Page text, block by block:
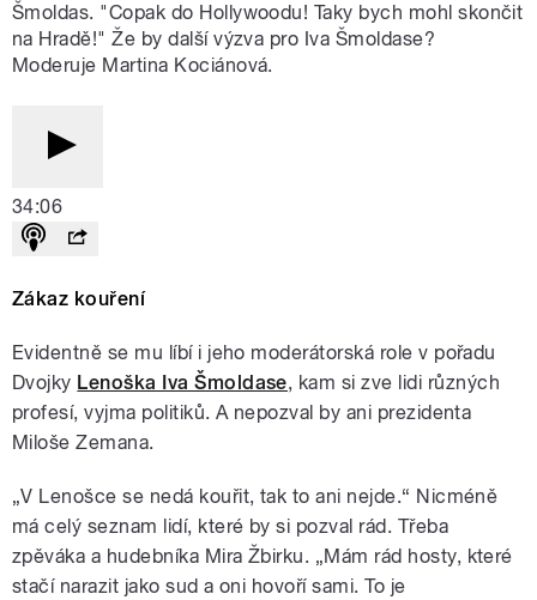
Šmoldas. "Copak do Hollywoodu! Taky bych mohl skončit
na Hradě!" Že by další výzva pro Iva Šmoldase?
Moderuje Martina Kociánová.
34:06
Zákaz kouření
Evidentně se mu líbí i jeho moderátorská role v pořadu
Dvojky Lenoška Iva Šmoldase, kam si zve lidi různých
profesí, vyjma politiků. A nepozval by ani prezidenta
Miloše Zemana.
„V Lenošce se nedá kouřit, tak to ani nejde.“ Nicméně
má celý seznam lidí, které by si pozval rád. Třeba
zpěváka a hudebníka Mira Žbirku. „Mám rád hosty, které
stačí narazit jako sud a oni hovoří sami. To je